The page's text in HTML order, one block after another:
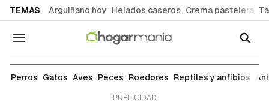
TEMAS Arguiñano hoy Helados caseros Crema pastelera
Navegación
Animales salvajes
Perros Gatos Aves Peces Roedores Reptiles y anfibios